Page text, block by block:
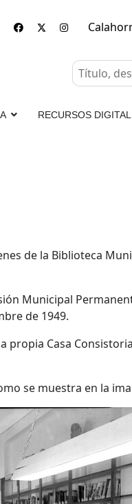
RECURSOS
de la Biblioteca
Municipal
de 1949.
Casa
se muestra en la